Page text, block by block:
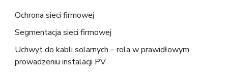
Ochrona sieci firmowej
Segmentacja sieci firmowej
Uchwyt do kabli solarnych – rola w prawidłowym
prowadzeniu instalacji PV